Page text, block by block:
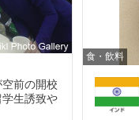
前の開校
生誘致や
食・飲料